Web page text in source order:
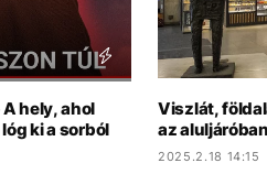
hely, ahol
ki a sorból
Viszlát,
az
2025.2.18 14:15